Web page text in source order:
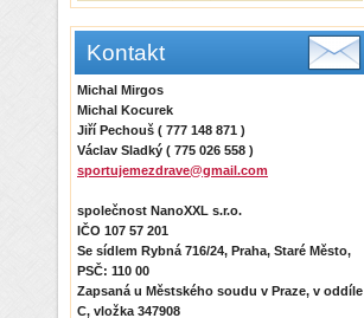
Kontakt
Michal Mirgos
Michal Kocurek
Jiří Pechouš ( 777 148 871 )
Václav Sladký ( 775 026 558 )
sportujemezdrave@gmail.com
společnost NanoXXL s.r.o.
IČO 107 57 201
Se sídlem Rybná 716/24, Praha, Staré Město,
PSČ: 110 00
Zapsaná u Městského soudu v Praze, v oddíle
C, vložka 347908